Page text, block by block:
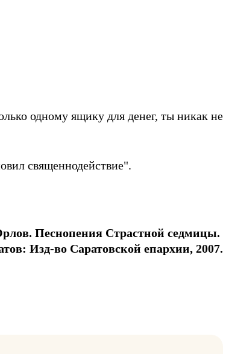
одному ящику для денег, ты никак не
священнодействие".
Песнопения Страстной седмицы.
Изд-во Саратовской епархии, 2007.